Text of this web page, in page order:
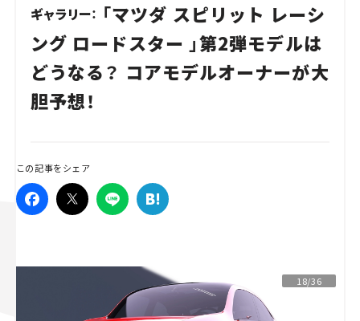
ギャラリー： 「マツダ スピリット レーシ
ング ロードスター 」第2弾モデルは
どうなる？ コアモデルオーナーが大
胆予想！
この記事をシェア
18/36
Lifestyle
Traffic
Special
Campaign
人気のハッシュタグ
スズキ ジムニー｜Suzuki Jimny